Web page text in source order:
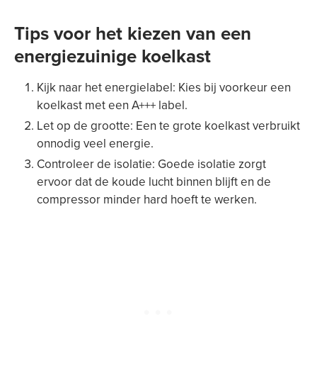
Tips voor het kiezen van een
energiezuinige koelkast
Kijk naar het energielabel: Kies bij voorkeur een
koelkast met een A+++ label.
Let op de grootte: Een te grote koelkast verbruikt
onnodig veel energie.
Controleer de isolatie: Goede isolatie zorgt
ervoor dat de koude lucht binnen blijft en de
compressor minder hard hoeft te werken.